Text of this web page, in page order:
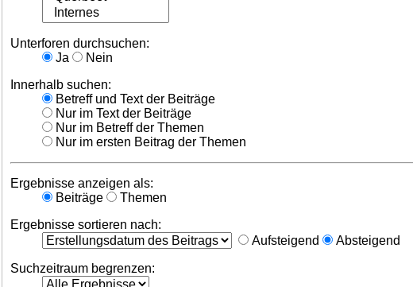
Unterforen durchsuchen:
Ja
Nein
Innerhalb suchen:
Betreff und Text der Beiträge
Nur im Text der Beiträge
Nur im Betreff der Themen
Nur im ersten Beitrag der Themen
Ergebnisse anzeigen als:
Beiträge
Themen
Ergebnisse sortieren nach:
Aufsteigend
Absteigend
Suchzeitraum begrenzen: